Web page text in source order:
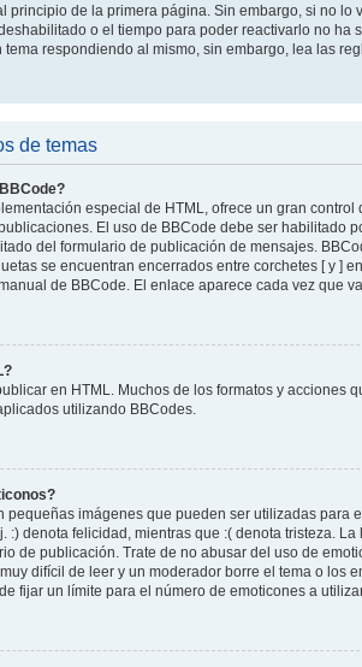
principio de la primera página. Sin embargo, si no lo
o el tiempo para poder reactivarlo no ha
tema respondiendo al mismo, sin embargo, lea las
de temas
especial de HTML, ofrece un gran control
El uso de BBCode debe ser habilitado
del formulario de publicación de mensajes.
se encuentran encerrados entre corchetes [ y ]
de BBCode. El enlace aparece cada vez que
en HTML. Muchos de los formatos y acciones
utilizando BBCodes.
pequeñas imágenes que pueden ser utilizadas para
:) denota felicidad, mientras que :( denota tristeza.
de publicación. Trate de no abusar del uso de
difícil de leer y un moderador borre el tema o los
fijar un límite para el número de emoticones a